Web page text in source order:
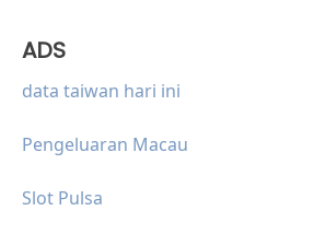
ADS
data taiwan hari ini
Pengeluaran Macau
Slot Pulsa